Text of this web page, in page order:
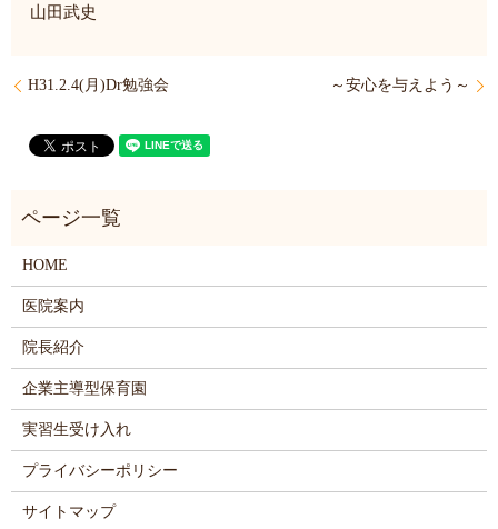
山田武史
H31.2.4(月)Dr勉強会 ～安心を与えよう～
HOME
医院案内
院長紹介
企業主導型保育園
実習生受け入れ
プライバシーポリシー
サイトマップ